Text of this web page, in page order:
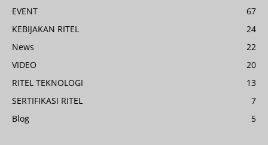
EVENT
67
KEBIJAKAN RITEL
24
News
22
VIDEO
20
RITEL TEKNOLOGI
13
SERTIFIKASI RITEL
7
Blog
5